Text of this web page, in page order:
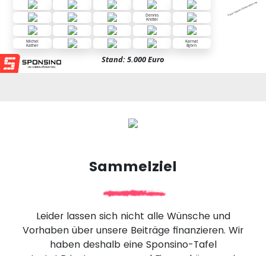
Dennis
Knittel
Michel
Kather
Karnat
Björn
Diese Tafel wird unterstützt von:
Stand: 5.000 Euro
Sammelziel
Leider lassen sich nicht alle Wünsche und
Vorhaben über unsere Beiträge finanzieren. Wir
haben deshalb eine Sponsino-Tafel